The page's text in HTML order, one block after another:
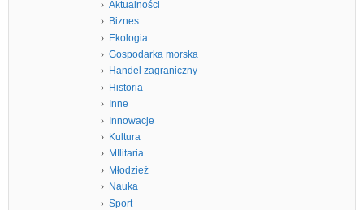
Aktualności
Biznes
Ekologia
Gospodarka morska
Handel zagraniczny
Historia
Inne
Innowacje
Kultura
MIlitaria
Młodzież
Nauka
Sport